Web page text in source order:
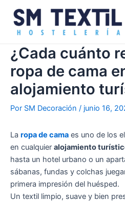
contenido
¿Cada cuánto
ropa de cama
alojamiento
Por SM Decoración / junio 16,
La ropa de cama es uno de los
en cualquier alojamiento
hasta un hotel urbano o un
sábanas, fundas y colchas
primera impresión del huésped.
Un textil limpio, suave y bien
de
entradas